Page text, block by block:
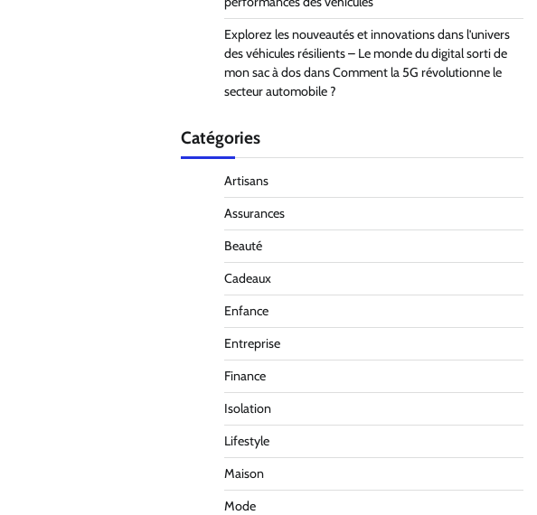
Explorez les nouveautés et innovations dans l’univers
des véhicules résilients – Le monde du digital sorti de
mon sac à dosdansComment la 5G révolutionne le
secteur automobile ?
Catégories
Artisans
Assurances
Beauté
Cadeaux
Enfance
Entreprise
Finance
Isolation
Lifestyle
Maison
Mode